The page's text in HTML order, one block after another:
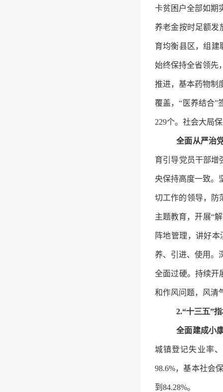
卡贫困户全部如期
养老金按时足额发
育均衡县区，组建
始终保持全省领先
推进，基本药物制
覆盖，“医养结合”
229个。社会大局
全面从严治
育引导党员干部增
央保持高度一致。
切工作的领导，防
主题教育，开展“
阵地管理，讲好
养、引进、使用。
全面过硬。持续开
和作风问题，风清
2.“十三五”
全面建成小
城镇登记失业率
98.6%，基本社会
到84.28%。